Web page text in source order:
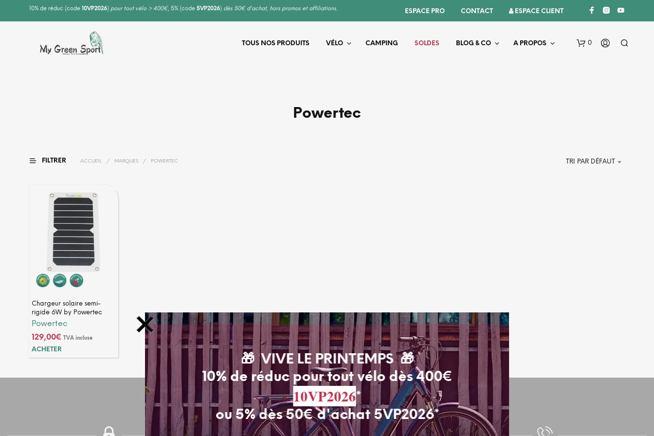
10% de réduc (code 10VP2026) pour tout vélo > 400€, 5% (code 5VP2026) dès 50€ d'achat, hors promos et affiliations. ESPACE PRO CONTACT ESPACE CLIENT
TOUS NOS PRODUITS VÉLO CAMPING SOLDES BLOG & CO A PROPOS 0
V
Powertec
FILTRER ACCUEIL / MARQUES / POWERTEC TRI PAR DÉFAUT
Chargeur solaire semi-
rigide 6W by Powertec
Powertec
129,00€ TVA incluse
ACHETER
🎁 VIVE LE PRINTEMPS 🎁
10% de réduc pour tout vélo dès 400€
10VP2026*
ou 5% dès 50€ d'achat 5VP2026*